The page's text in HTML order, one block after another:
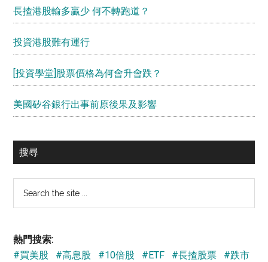
長揸港股輸多贏少 何不轉跑道？
投資港股難有運行
[投資學堂]股票價格為何會升會跌？
美國矽谷銀行出事前原後果及影響
搜尋
...
熱門搜索:
#買美股
#高息股 #10倍股 #ETF #長揸股票
#跌市